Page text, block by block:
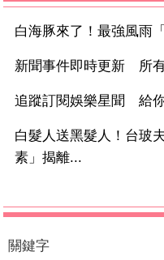
白海豚來了！最強風雨
新聞事件即時更新 所
追蹤訂閱娛樂星聞 給
白髮人送黑髮人！台玻
素」揭離...
關鍵字